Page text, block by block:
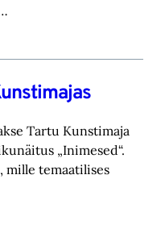
Tartu Kunstimaja
„Inimesed“.
mille temaatilises